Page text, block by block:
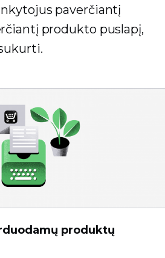
paverčiantį
produkto puslapį,
produktų